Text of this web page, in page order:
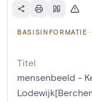
BASISINFORMATIE
Titel
mensenbeeld -